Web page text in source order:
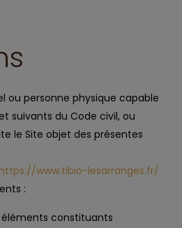
ou personne physique capable
suivants du Code civil, ou
le Site objet des présentes
https://www.tibio-lesarranges.fr/
:
éléments constituants